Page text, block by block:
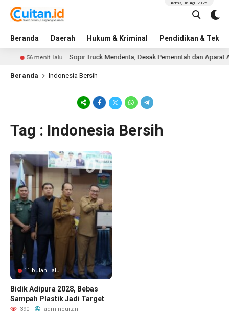
Beranda Daerah Hukum & Kriminal Pendidikan &
Kamis, 06 Agu 2026
56 menit lalu Sopir Truck Menderita, Desak Pemerintah dan Aparat
Beranda Indonesia Bersih
Tag : Indonesia Bersih
11 bulan lalu
Bidik Adipura 2028, Bebas
Sampah Plastik Jadi Target
390 admincuitan